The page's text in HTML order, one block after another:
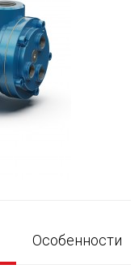
Особенности